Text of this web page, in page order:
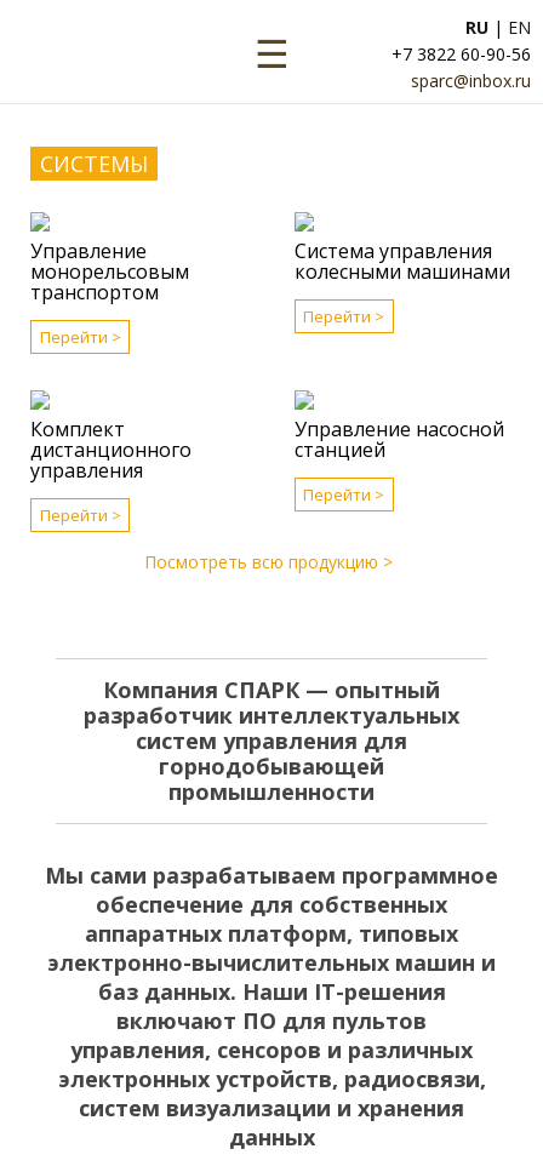
☰ RU | EN
+7 3822 60-90-56
sparc@inbox.ru
СИСТЕМЫ
Управление
монорельсовым
транспортом
Перейти >
Система управления
колесными машинами
Перейти >
Комплект
дистанционного
управления
Перейти >
Управление насосной
станцией
Перейти >
Посмотреть всю продукцию >
Компания СПАРК — опытный
разработчик интеллектуальных
систем управления для
горнодобывающей
промышленности
Мы сами разрабатываем программное
обеспечение для собственных
аппаратных платформ, типовых
электронно-вычислительных машин и
баз данных. Наши IT-решения
включают ПО для пультов
управления, сенсоров и различных
электронных устройств, радиосвязи,
систем визуализации и хранения
данных